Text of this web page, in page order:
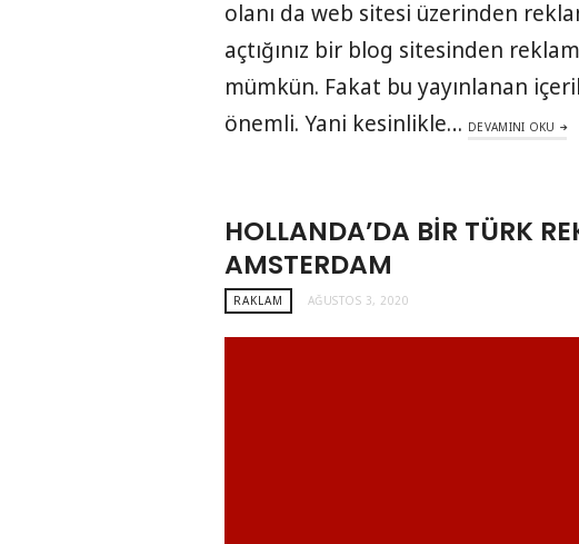
olanı da web sitesi üzerinden
açtığınız bir blog sitesinden
mümkün. Fakat bu yayınlanan
önemli. Yani kesinlikle… DEVAMINI OKU
HOLLANDA’DA BIR TÜRK
AMSTERDAM
RAKLAM AĞUSTOS 3, 2020